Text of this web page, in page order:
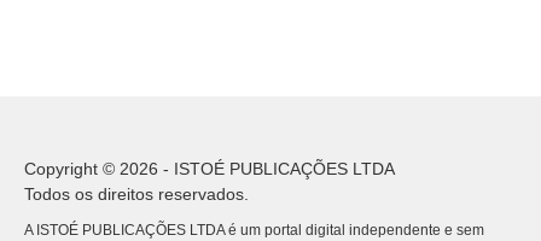
Copyright © 2026 - ISTOÉ PUBLICAÇÕES LTDA
Todos os direitos reservados.
A ISTOÉ PUBLICAÇÕES LTDA é um portal digital independente e sem